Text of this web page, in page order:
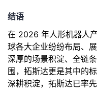
结语
在 2026 年人形机器人
球各大企业纷纷布局、
深厚的场景积淀、全链
围，拓斯达更是其中的
深耕积淀，拓斯达已率